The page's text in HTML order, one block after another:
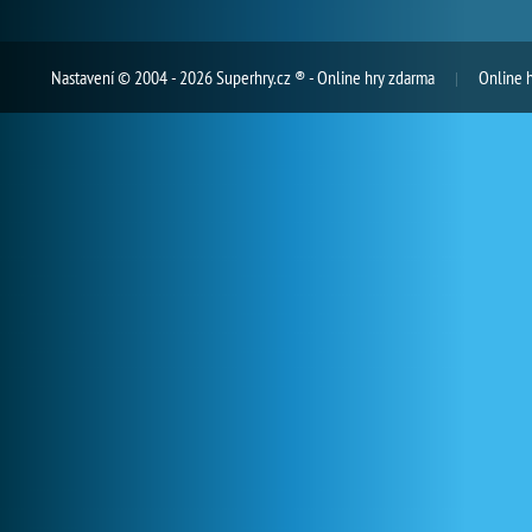
Nastavení© 2004 - 2026 Superhry.cz ® - Online hry zdarma Online